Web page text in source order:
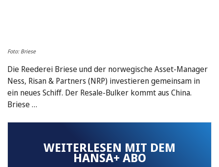
Foto: Briese
Die Reederei Briese und der norwegische Asset-Manager
Ness, Risan & Partners (NRP) investieren gemeinsam in
ein neues Schiff. Der Resale-Bulker kommt aus China.
Briese …
WEITERLESEN MIT DEM
HANSA+ ABO